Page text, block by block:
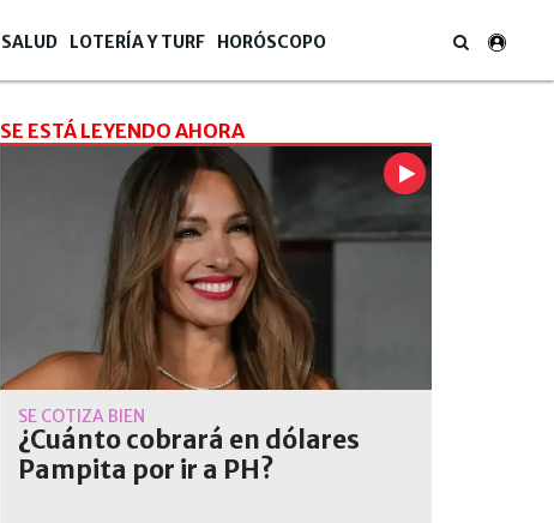
SALUD LOTERÍA Y TURF HORÓSCOPO
SE ESTÁ LEYENDO AHORA
SE COTIZA BIEN
¿Cuánto cobrará en dólares
Pampita por ir a PH?